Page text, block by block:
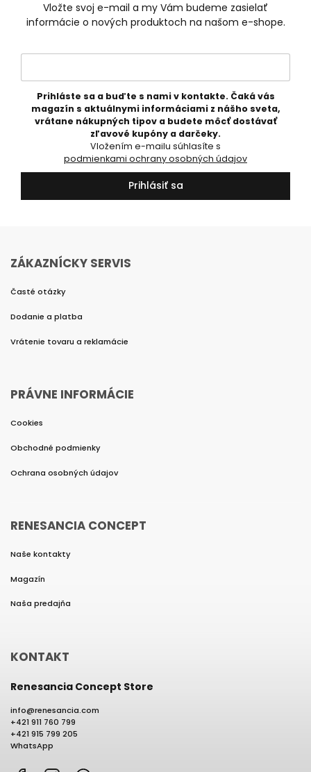
Vložte svoj e-mail a my Vám budeme zasielať
informácie o nových produktoch na našom e-shope.
Prihláste sa a buďte s nami v kontakte. Čaká vás
magazín s aktuálnymi informáciami z nášho sveta,
vrátane nákupných tipov a budete môcť dostávať
zľavové kupóny a darčeky.
podmienkami ochrany osobných údajov
Prihlásiť sa
ZÁKAZNÍCKY SERVIS
Časté otázky
Dodanie a platba
Vrátenie tovaru a reklamácie
PRÁVNE INFORMÁCIE
Cookies
Obchodné podmienky
Ochrana osobných údajov
RENESANCIA CONCEPT
Naše kontakty
Magazín
Naša predajňa
KONTAKT
Renesancia Concept Store
info@renesancia.com
+421 911 760 799
+421 915 799 205
WhatsApp